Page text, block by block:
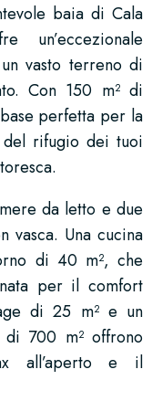
baia di Cala
un’eccezionale
vasto terreno di
Con 150 m² di
perfetta per la
del rifugio dei tuoi
da letto e due
vasca. Una cucina
di 40 m², che
per il comfort
di 25 m² e un
di 700 m² offrono
all’aperto e il